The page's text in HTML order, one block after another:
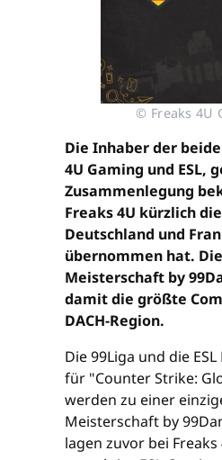
© Freaks 4U
Die Inhaber der
4U Gaming und ESL,
Zusammenlegung
Freaks 4U kürzlich
Deutschland und
übernommen hat. Die
Meisterschaft by
damit die größte
DACH-Region.
Die 99Liga und die
für "Counter Strike:
werden zu einer
Meisterschaft by
lagen zuvor bei Freaks